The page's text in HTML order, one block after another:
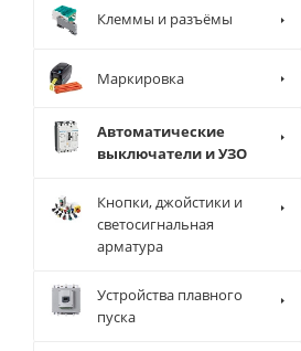
Клеммы и разъёмы
Маркировка
Автоматические
выключатели и УЗО
Кнопки, джойстики и
светосигнальная
арматура
Устройства плавного
пуска